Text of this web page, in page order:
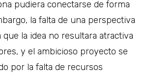
pudiera conectarse de forma
la falta de una perspectiva
que la idea no resultara atractiva
y el ambicioso proyecto se
por la falta de recursos